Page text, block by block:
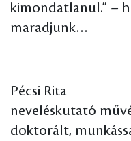
kimondatlanul.” –
maradjunk…
Pécsi Rita
neveléskutató
doktorált,